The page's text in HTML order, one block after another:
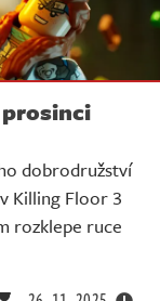
dobrodružství
Killing Floor 3
rozklepe ruce